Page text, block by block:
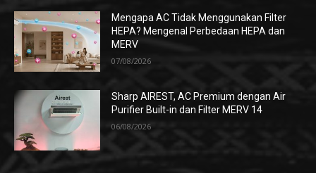
Mengapa AC Tidak Menggunakan Filter
HEPA? Mengenal Perbedaan HEPA dan
MERV
07/08/2026
Sharp AIREST, AC Premium dengan Air
Purifier Built-in dan Filter MERV 14
06/08/2026